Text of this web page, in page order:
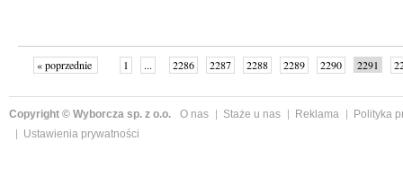
« poprzednie 1 ... 2286 2287 2288 2289 2290 2291
Copyright © Wyborcza sp. z o.o. O nas Staże u nas Reklama
Polityka
Ustawienia prywatności